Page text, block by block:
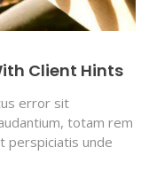
Client Hints
error sit
totam rem
perspiciatis unde